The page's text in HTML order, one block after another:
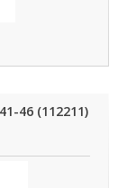
46 (112211)